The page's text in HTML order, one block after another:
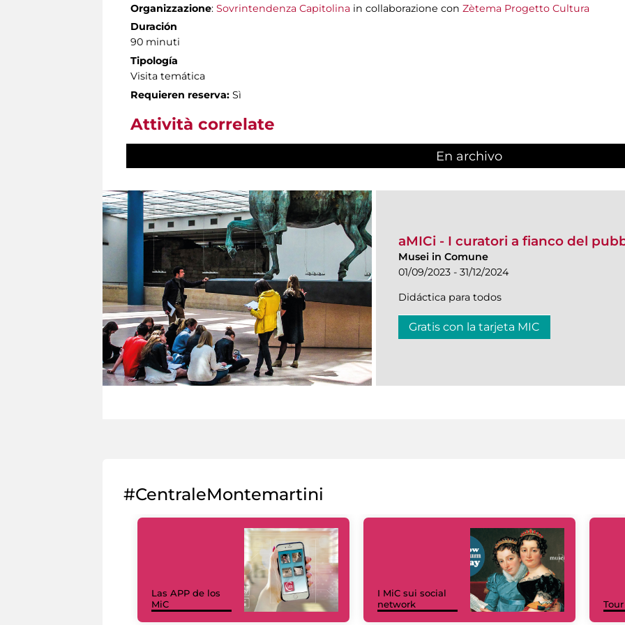
Organizzazione: Sovrintendenza Capitolina in collaborazione con Zètema Progetto Cultura
Duración
90 minuti
Tipología
Visita temática
Requieren reserva: Sì
Attività correlate
En archivo
aMICi - I curatori a fianco del
Musei in Comune
01/09/2023 - 31/12/2024
Didáctica para todos
Gratis con la tarjeta MIC
#CentraleMontemartini
Las APP de los
MiC
I MiC sui social
network